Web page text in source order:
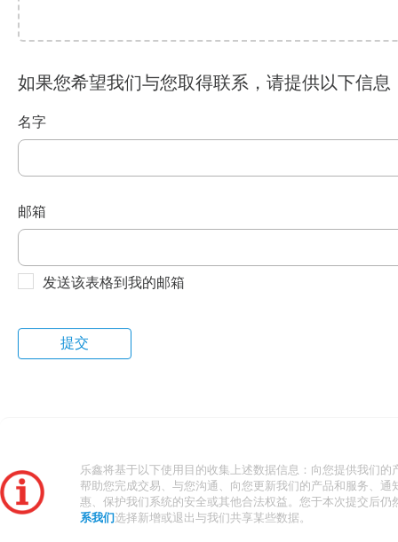
如果您希望我们与您取得联系，请提供以下信息
名字
邮箱
发送该表格到我的邮箱
乐鑫将基于以下使用目的收集上述数据信息：向您提供我们的
帮助您完成交易、与您沟通、向您更新我们的产品和服务、通
惠、保护我们系统的安全或其他合法权益。您于本次提交后仍
系我们 选择新增或退出与我们共享某些数据。